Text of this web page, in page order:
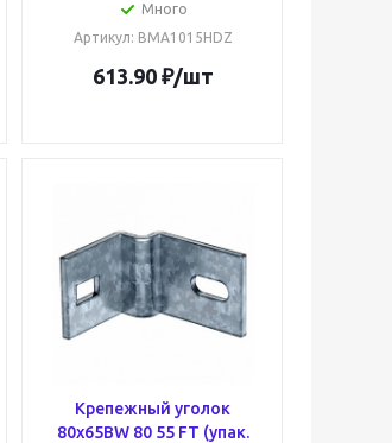
Много
Артикул: BMA1015HDZ
613.90₽/шт
Крепежный уголок
80x65BW 80 55 FT (упак.